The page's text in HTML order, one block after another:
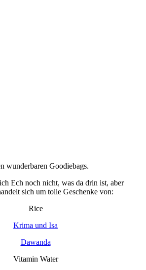
wunderbaren Goodiebags.
Ech noch nicht, was da drin ist, aber
sich um tolle Geschenke von:
Rice
Krima und Isa
Dawanda
Vitamin Water